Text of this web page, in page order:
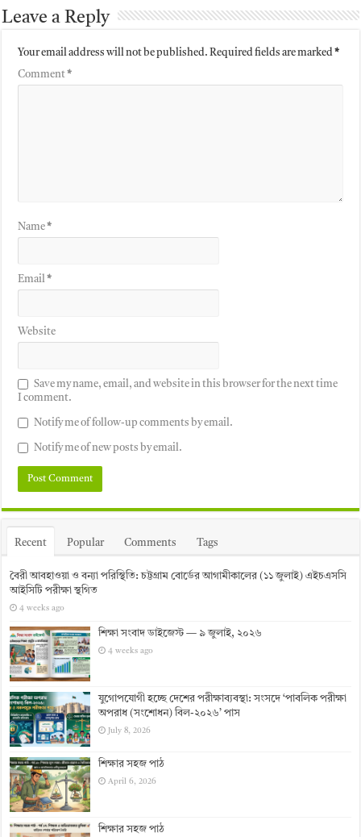
Leave a Reply
Your email address will not be published. Required fields are marked*
Comment*
Name*
Email*
Website
Save my name, email, and website in this browser for the next time
I comment.
Notify me of follow-up comments by email.
Notify me of new posts by email.
Recent Popular Comments Tags
বৈরী আবহাওয়া ও বন্যা পরিস্থিতি: চট্টগ্রাম বোর্ডের আগামীকালের (১১ জুলাই) এইচএসসি
আইসিটি পরীক্ষা স্থগিত
4 weeks ago
শিক্ষা সংবাদ ডাইজেস্ট — ৯ জুলাই, ২০২৬
4 weeks ago
যুগোপযোগী হচ্ছে দেশের পরীক্ষাব্যবস্থা: সংসদে ‘পাবলিক পরীক্ষা
অপরাধ (সংশোধন) বিল-২০২৬’ পাস
July 8, 2026
শিক্ষার সহজ পাঠ
April 6, 2026
শিক্ষার সহজ পাঠ